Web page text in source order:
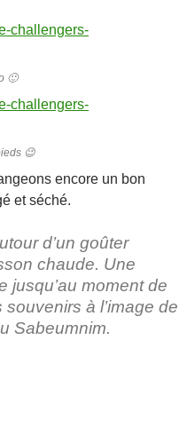
🙂
😉
encore un bon
et séché.
d’un goûter
chaude. Une
jusqu’au moment de
à l’image de
Sabeumnim.